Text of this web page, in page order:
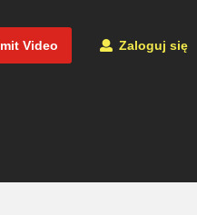
Video Zaloguj się